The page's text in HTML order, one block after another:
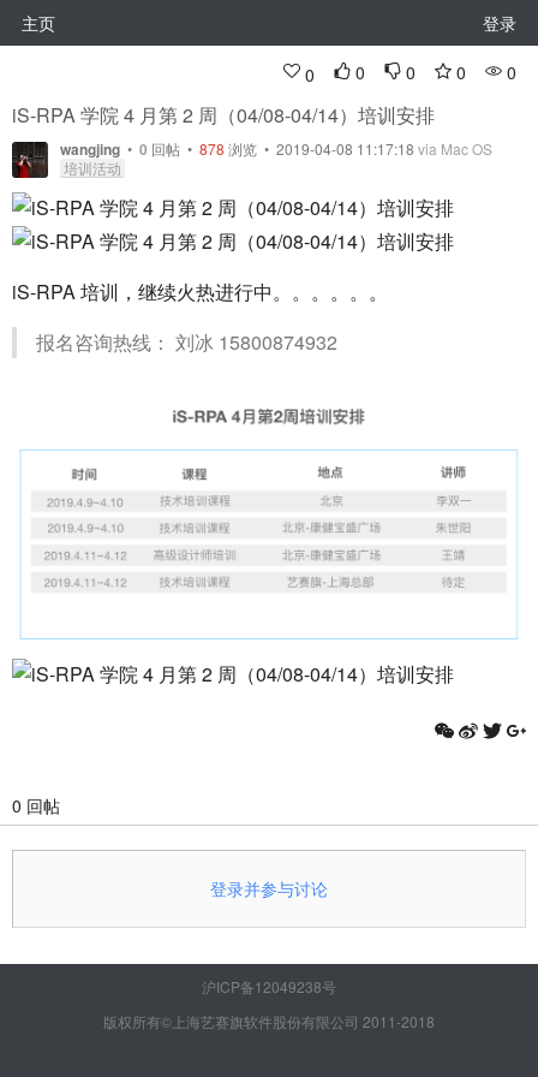
主页 登录
0 0 0 0 0
iS-RPA 学院 4 月第 2 周（04/08-04/14）培训安排
wangjing • 0 回帖 • 878 浏览 • 2019-04-08 11:17:18 via Mac OS
培训活动
iS-RPA 培训，继续火热进行中。。。。。。
报名咨询热线： 刘冰 15800874932
0 回帖
登录并参与讨论
沪ICP备12049238号
版权所有©上海艺赛旗软件股份有限公司 2011-2018